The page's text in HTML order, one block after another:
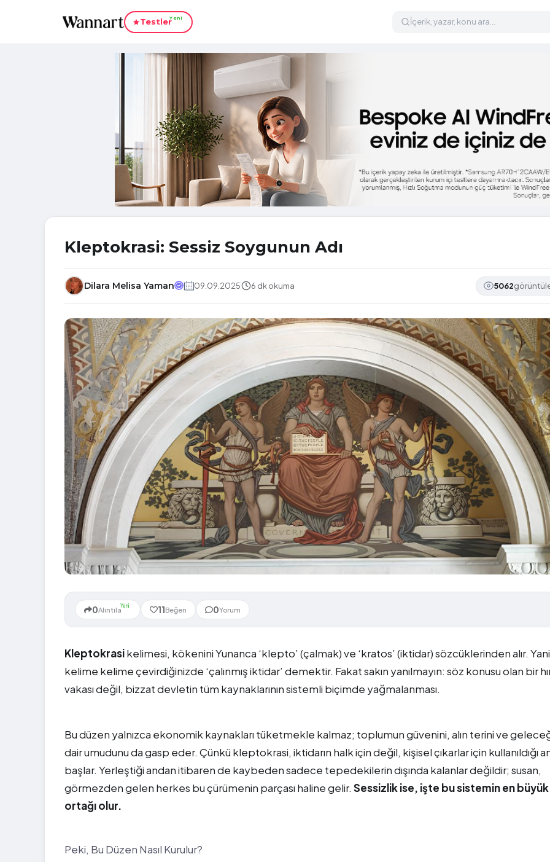
TestlerYeni
Kleptokrasi: Sessiz Soygunun Adı
Dilara Melisa Yaman 09.09.2025 6 dk okuma 5062
0AlıntılaYeni 11Beğen 0Yorum
Kleptokrasikelimesi, kökenini Yunanca ‘klepto’ (çalmak) ve ‘kratos’ (iktidar) sözcüklerinden alır. Yani
kelime kelime çevirdiğinizde ‘çalınmış iktidar’ demektir. Fakat sakın yanılmayın: söz konusu olan bir
vakası değil, bizzat devletin tüm kaynaklarının sistemli biçimde yağmalanması.
Bu düzen yalnızca ekonomik kaynakları tüketmekle kalmaz; toplumun güvenini, alın terini ve
dair umudunu da gasp eder. Çünkü kleptokrasi, iktidarın halk için değil, kişisel çıkarlar için kullanıldığı
başlar. Yerleştiği andan itibaren de kaybeden sadece tepedekilerin dışında kalanlar değildir; susan,
görmezden gelen herkes bu çürümenin parçası haline gelir. Sessizlik ise, işte bu sistemin en
ortağı olur.
Peki, Bu Düzen Nasıl Kurulur?